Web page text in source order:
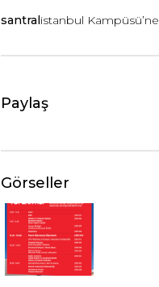
santralistanbul
Paylaş
Görseller